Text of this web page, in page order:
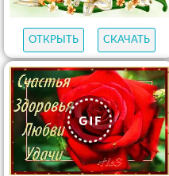
ОТКРЫТЬ СКАЧАТЬ